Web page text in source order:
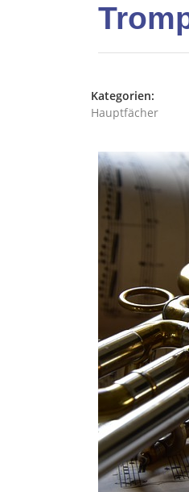
Kategorien:
Hauptfächer